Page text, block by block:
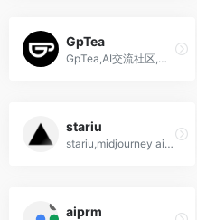
GpTea
GpTea,AI交流社区,分享大量ChatGPT提示词
stariu
stariu,midjourney ai绘画提示词,关键词,prompts生成网站提示词辅助
aiprm